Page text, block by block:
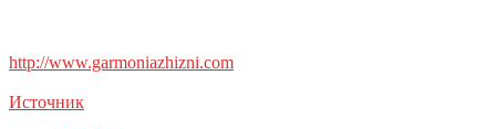
http://www.garmoniazhizni.com
Источник